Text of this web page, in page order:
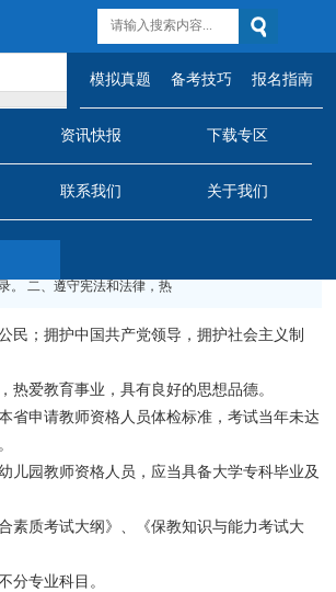
模拟真题 备考技巧 报名指南
资讯快报 下载专区
联系我们 关于我们
网 已阅读[11182 时间:2018/08/02
和国公民；拥护中国共产党领导，拥护社会主义制
。 二、遵守宪法和法律，热
民；拥护中国共产党领导，拥护社会主义制
热爱教育事业，具有良好的思想品德。
省申请教师资格人员体检标准，考试当年未达
儿园教师资格人员，应当具备大学专科毕业及
素质考试大纲》、《保教知识与能力考试大
分专业科目。